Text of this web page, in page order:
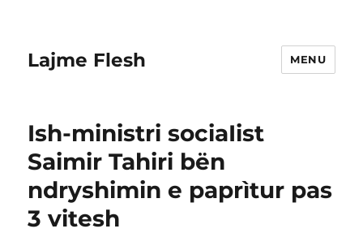
Lajme Flesh MENU
Ish-ministri sociaIist
Saimir Tahiri bën
ndryshimin e paprìtur pas
3 vitesh